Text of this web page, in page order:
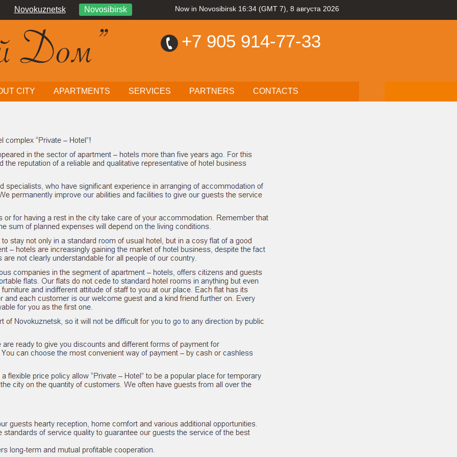
Novokuznetsk Novosibirsk Now in Novosibirsk 16:34 (GMT 7), 8 августа 2026
+7 905 914-77-33
CITY APARTMENTS SERVICES PARTNERS CONTACTS